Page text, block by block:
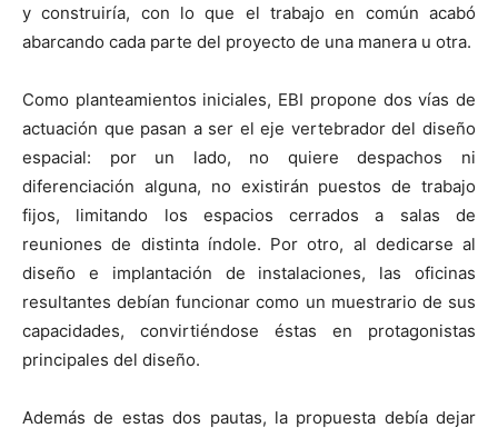
y construiría, con lo que el trabajo en común acabó
abarcando cada parte del proyecto de una manera u otra.
Como planteamientos iniciales, EBI propone dos vías de
actuación que pasan a ser el eje vertebrador del diseño
espacial: por un lado, no quiere despachos ni
diferenciación alguna, no existirán puestos de trabajo
fijos, limitando los espacios cerrados a salas de
reuniones de distinta índole. Por otro, al dedicarse al
diseño e implantación de instalaciones, las oficinas
resultantes debían funcionar como un muestrario de sus
capacidades, convirtiéndose éstas en protagonistas
principales del diseño.
Además de estas dos pautas, la propuesta debía dejar